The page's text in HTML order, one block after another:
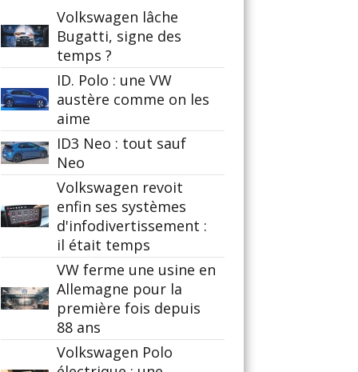
Volkswagen lâche
Bugatti, signe des
temps ?
ID. Polo : une VW
austère comme on les
aime
ID3 Neo : tout sauf
Neo
Volkswagen revoit
enfin ses systèmes
d'infodivertissement :
il était temps
VW ferme une usine en
Allemagne pour la
première fois depuis
88 ans
Volkswagen Polo